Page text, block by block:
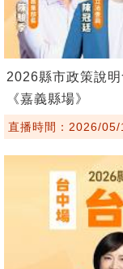
2026縣市政策說
《嘉義縣場》
直播時間：2026/